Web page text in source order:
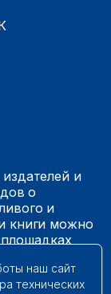
и
о
и
книги можно
наш сайт
технических